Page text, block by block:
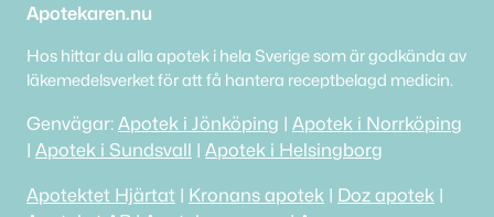
Apotekaren.nu
Hos hittar du alla apotek i hela Sverige som är godkända av
läkemedelsverket för att få hantera receptbelagd medicin.
Genvägar: Apotek i Jönköping | Apotek i Norrköping
| Apotek i Sundsvall | Apotek i Helsingborg
Apotektet Hjärtat | Kronans apotek | Doz apotek |